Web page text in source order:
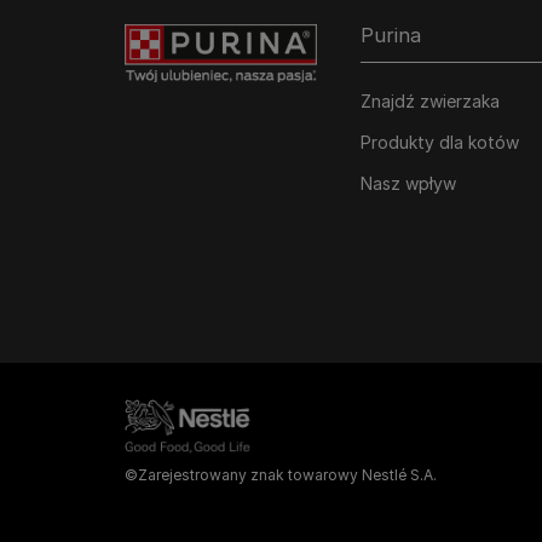
Purina
Znajdź zwierzaka
Produkty dla kotów
Nasz wpływ
©Zarejestrowany znak towarowy Nestlé S.A.